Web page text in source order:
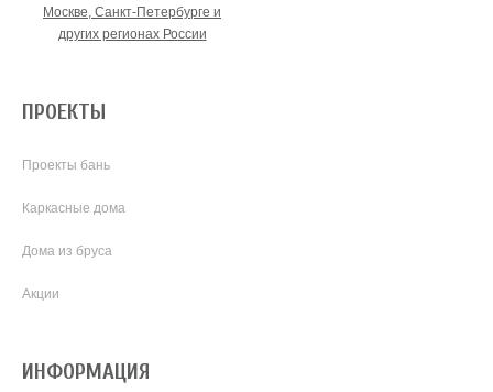
Москве, Санкт-Петербурге и
других регионах России
ПРОЕКТЫ
Проекты бань
Каркасные дома
Дома из бруса
Акции
ИНФОРМАЦИЯ